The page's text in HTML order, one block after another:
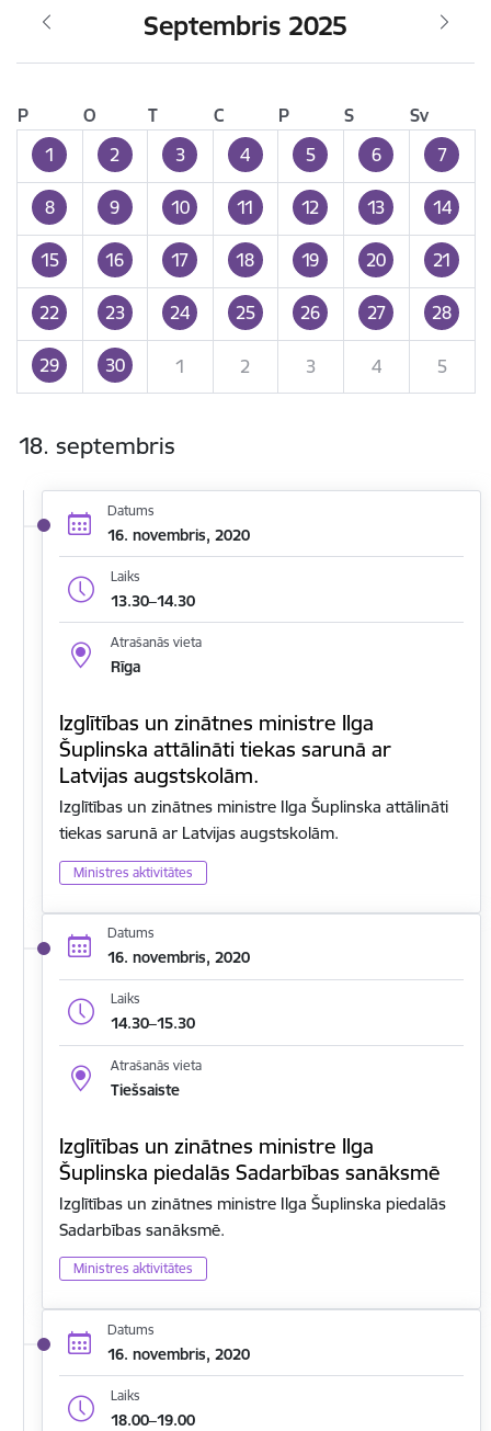
Septembris 2025
P O T C P S
Sv
1
2 3 4 5 6 7
8 9 10 11 12 13 14
15 16 17 18 19 20 21
22 23 24 25 26 27 28
29 30 1 2 3 4 5
18. septembris
Datums
16. novembris, 2020
Laiks
13.30–14.30
Atrašanās vieta
Rīga
Izglītības un zinātnes ministre Ilga
Šuplinska attālināti tiekas sarunā ar
Latvijas augstskolām.
Izglītības un zinātnes ministre Ilga Šuplinska attālināti
tiekas sarunā ar Latvijas augstskolām.
Ministres aktivitātes
Datums
16. novembris, 2020
Laiks
14.30–15.30
Atrašanās vieta
Tiešsaiste
Izglītības un zinātnes ministre Ilga
Šuplinska piedalās Sadarbības sanāksmē
Izglītības un zinātnes ministre Ilga Šuplinska piedalās
Sadarbības sanāksmē.
Ministres aktivitātes
Datums
16. novembris, 2020
Laiks
18.00–19.00